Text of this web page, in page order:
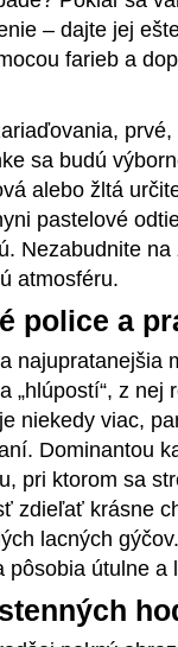
– dajte jej
farieb a
sa budú
alebo žltá
pastelové
Nezabudnite
atmosféru.
police a
najupratanejšia
„hlúpostí“, z nej
niekedy viac,
Dominantou
pri ktorom sa
zdieľať krásne
lacných
pôsobia útulne a